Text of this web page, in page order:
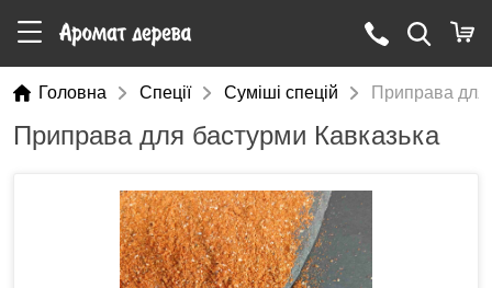
Головна Cпеції Суміші спецій Приправа для
Приправа для бастурми Кавказька